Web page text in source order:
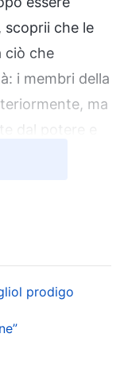
scoprii che le
ciò che
i membri della
ma
dal potere e
separati dai
riuscivo mai
la
prodigo